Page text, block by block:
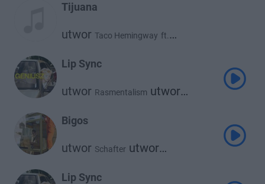
Tijuana
utwor Taco Hemingway ft.
Lip Sync
utwor Rasmentalism utwor
Bigos
utwor Schafter utwor
Lip Sync